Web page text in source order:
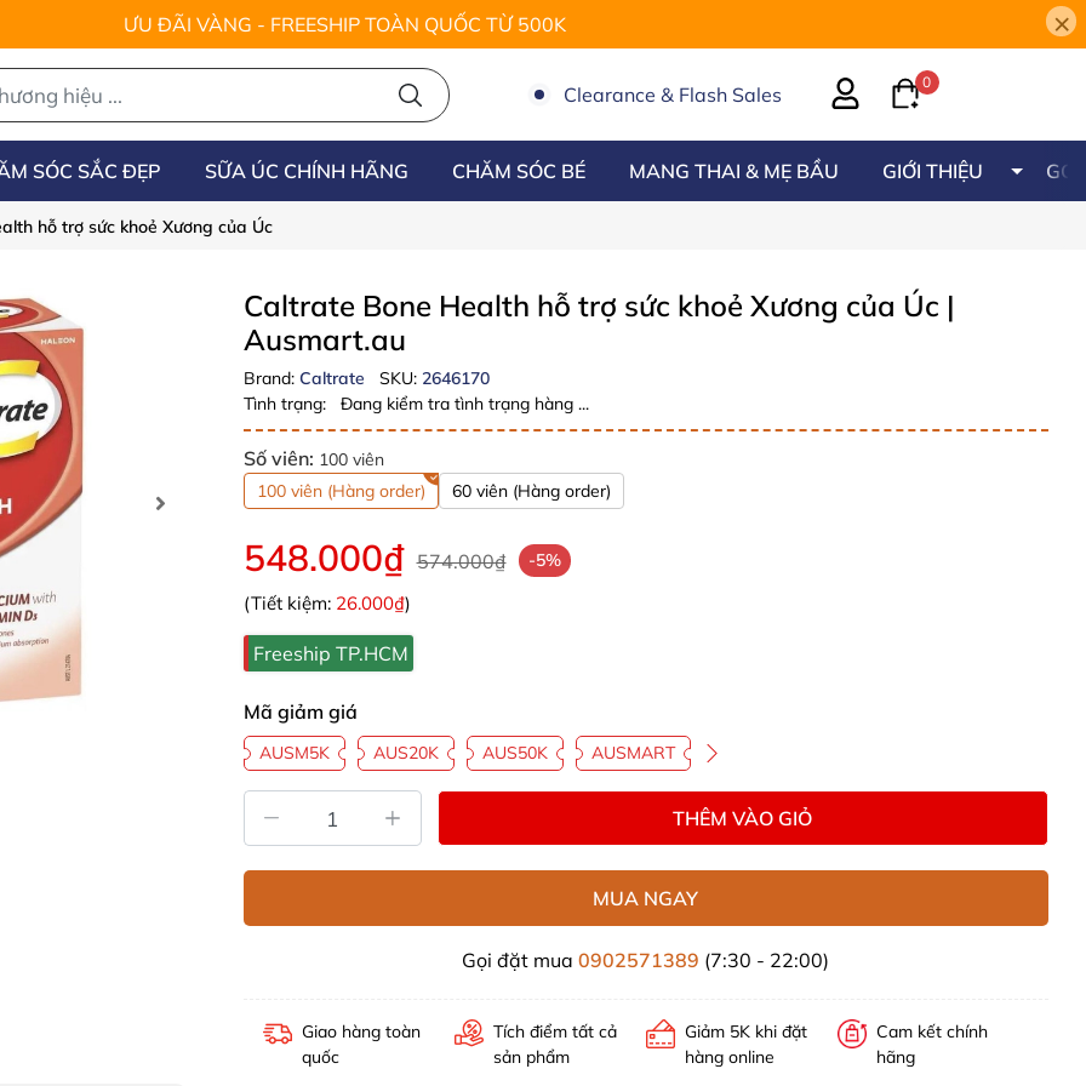
ƯU ĐÃI VÀNG - FREESHIP TOÀN QUỐC TỪ 500K ×
Clearance & Flash Sales
0
SÓC SẮC ĐẸP SỮA ÚC CHÍNH HÃNG CHĂM SÓC BÉ MANG THAI & MẸ BẦU GIỚI THIỆU
hỗ trợ sức khoẻ Xương của Úc
Caltrate Bone Health hỗ trợ sức khoẻ Xương của Úc |
Ausmart.au
Brand: Caltrate SKU: 2646170
Tình trạng:
Đang kiểm tra tình trạng hàng ...
Số viên: 100 viên
100 viên (Hàng order)
60 viên (Hàng order)
548.000₫ 574.000₫ -5%
(Tiết kiệm: 26.000₫)
Freeship TP.HCM
Mã giảm giá
AUSM5K AUS20K AUS50K AUSMART
THÊM VÀO GIỎ
MUA NGAY
Gọi đặt mua0902571389 (7:30 - 22:00)
Giao hàng toàn
quốc
Tích điểm tất cả
sản phẩm
Giảm 5K khi đặt
hàng online
Cam kết chính
hãng